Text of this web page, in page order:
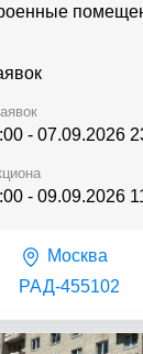
- 07.09.2026
- 09.09.2026
Москва
РАД-455102